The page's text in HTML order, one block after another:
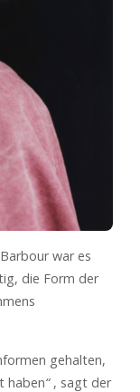
war es
die Form der
gehalten,
haben“ , sagt der